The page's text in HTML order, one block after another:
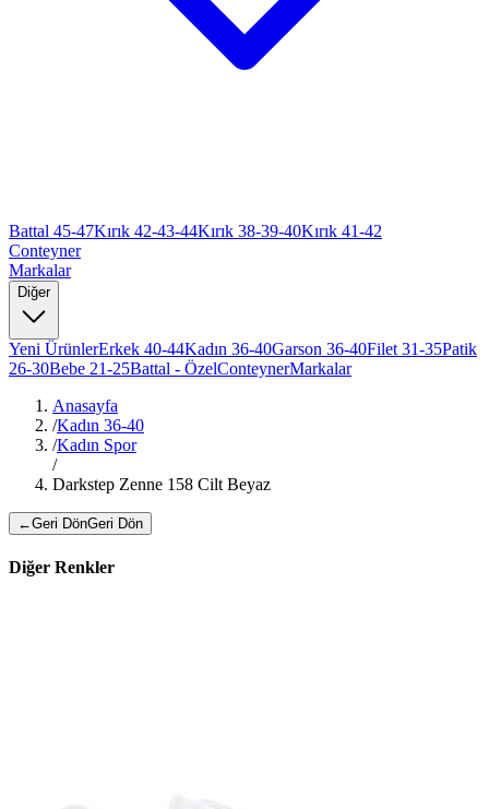
Battal 45-47Kırık 42-43-44Kırık 38-39-40Kırık 41-42
Conteyner
Markalar
Diğer
Yeni ÜrünlerErkek 40-44Kadın 36-40Garson 36-40Filet 31-35Patik
26-30Bebe 21-25Battal - ÖzelConteynerMarkalar
Anasayfa
/Kadın 36-40
/Kadın Spor
/
Darkstep Zenne 158 Cilt Beyaz
←Geri DönGeri Dön
Diğer Renkler